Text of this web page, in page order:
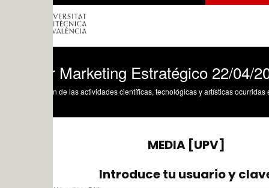
Marketing Estratégico 22/04/2026
de las actividades científicas, tecnológicas y artísticas ocurridas en los tres